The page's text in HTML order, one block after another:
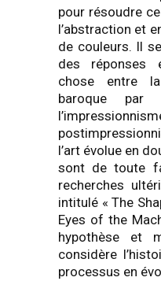
pour résoudre
l’abstraction et
de couleurs. Il
des réponses
chose entre
baroque par
l’art évolue en
sont de toute
recherches
intitulé « The
Eyes of the
hypothèse et
considère
processus en